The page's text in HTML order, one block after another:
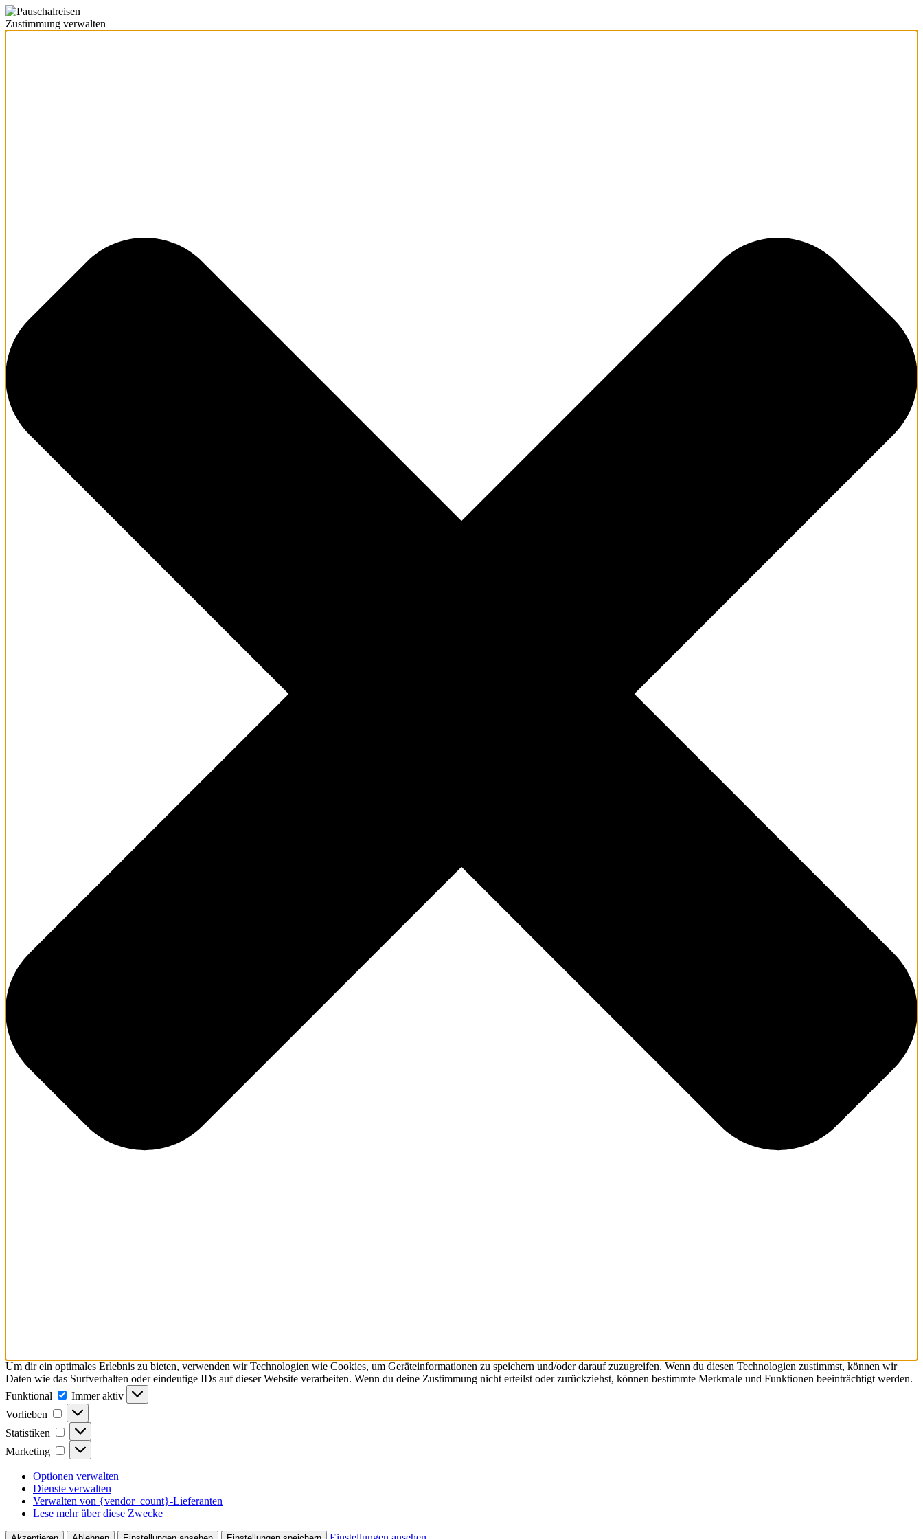
Zustimmung verwalten
Um dir ein optimales Erlebnis zu bieten, verwenden wir Technologien wie Cookies, um Geräteinformationen zu speichern und/oder darauf zuzugreifen. Wenn du diesen Technologien zustimmst, können wir
Daten wie das Surfverhalten oder eindeutige IDs auf dieser Website verarbeiten. Wenn du deine Zustimmung nicht erteilst oder zurückziehst, können bestimmte Merkmale und Funktionen beeinträchtigt werden.
Funktional
Funktional
Immer aktiv
Vorlieben
Vorlieben
Statistiken Statistiken
Marketing Marketing
Optionen verwalten
Dienste verwalten
Verwalten von {vendor_count}-Lieferanten
Lese mehr über diese Zwecke